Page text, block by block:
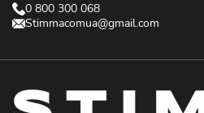
0 800 300 068
Stimmacomua@gmail.com